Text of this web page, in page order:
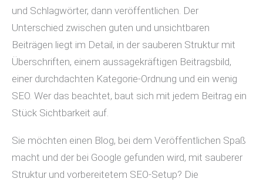
und Schlagwörter, dann veröffentlichen. Der
Unterschied zwischen guten und unsichtbaren
Beiträgen liegt im Detail, in der sauberen Struktur mit
Überschriften, einem aussagekräftigen Beitragsbild,
einer durchdachten Kategorie-Ordnung und ein wenig
SEO. Wer das beachtet, baut sich mit jedem Beitrag ein
Stück Sichtbarkeit auf.
Sie möchten einen Blog, bei dem Veröffentlichen Spaß
macht und der bei Google gefunden wird, mit sauberer
Struktur und vorbereitetem SEO-Setup? Die